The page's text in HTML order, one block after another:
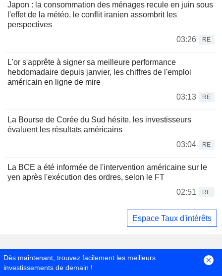
Japon : la consommation des ménages recule en juin sous
l'effet de la météo, le conflit iranien assombrit les
perspectives
03:26
RE
L'or s'apprête à signer sa meilleure performance
hebdomadaire depuis janvier, les chiffres de l'emploi
américain en ligne de mire
03:13
RE
La Bourse de Corée du Sud hésite, les investisseurs
évaluent les résultats américains
03:04
RE
La BCE a été informée de l'intervention américaine sur le
yen après l'exécution des ordres, selon le FT
02:51
RE
Espace Taux d'intérêts
Dès maintenant, trouvez facilement les meilleurs
investissements de demain !